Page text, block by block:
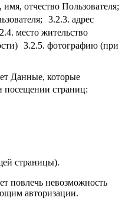
отчество Пользователя;
3.2.3. адрес
место жительство
3.2.5. фотографию (при
Данные, которые
посещении страниц:
страницы).
повлечь невозможность
авторизации.